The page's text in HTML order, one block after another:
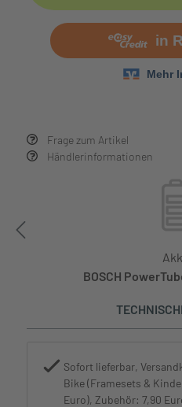
Frage zum Artikel
Händlerinformationen
BOSCH
Sofort lieferbar,
Bike (Framesets &
Euro), Zubehör: 7,90